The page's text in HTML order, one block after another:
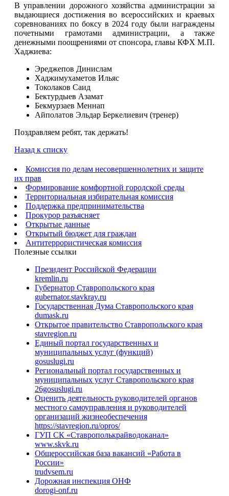
В управлении дорожного хозяйства администрации за
выдающиеся достижения во всероссийских и краевых
соревнованиях по боксу в 2024 году были награждены
почетными грамотами администрации, а также
денежными поощрениями от спонсора, главы КФХ М.П.
Хаджиева:
Эреджепов Динислам
Хаджимухаметов Ильяс
Токолаков Саид
Бектурдыев Азамат
Бекмурзаев Меннап
Айполатов Эльдар Беркелиевич (тренер)
Поздравляем ребят, так держать!
Назад к списку
Комиссия по делам несовершеннолетних и защите
их прав
Формирование комфортной городской среды
Территориальная избирательная комиссия
Поддержка предпринимательства
Прокурор разъясняет
Открытые данные
Открытый бюджет для граждан
Антитеррористическая комиссия
Полезные ссылки
Президент Российской Федерации
kremlin.ru
Губернатор Ставропольского края
gubernator.stavkray.ru
Государственная Дума Ставропольского края
dumask.ru
Открытое правительство Ставропольского края
stavregion.ru
Единый портал государственных и
муниципальных услуг (функций)
gosuslugi.ru
Региональный портал государственных и
муниципальных услуг Ставропольского края
26gosuslugi.ru
Оценить деятельность руководителей органов
местного самоуправления и руководителей
организаций жизнеобеспечения
https://stavregion.ru/opros/
ГУП СК «Ставрополькрайводоканал»
www.skvk.ru
Общероссийская база вакансий «Работа в
России»
trudvsem.ru
Дорожная инспекция ОНФ
dorogi-onf.ru